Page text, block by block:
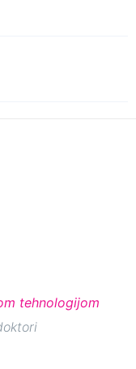
tehnologijom